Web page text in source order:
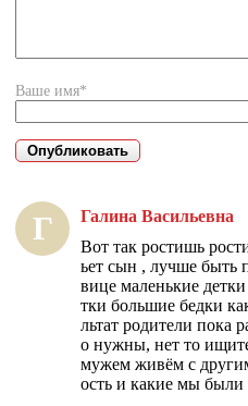
Ваше имя*
Г Галина Васильевна
Вот так ростишь
ьет сын , лучше быть
вице маленькие
тки большие бедки
льтат родители пока
о нужны, нет то
мужем живём с
ость и какие мы были